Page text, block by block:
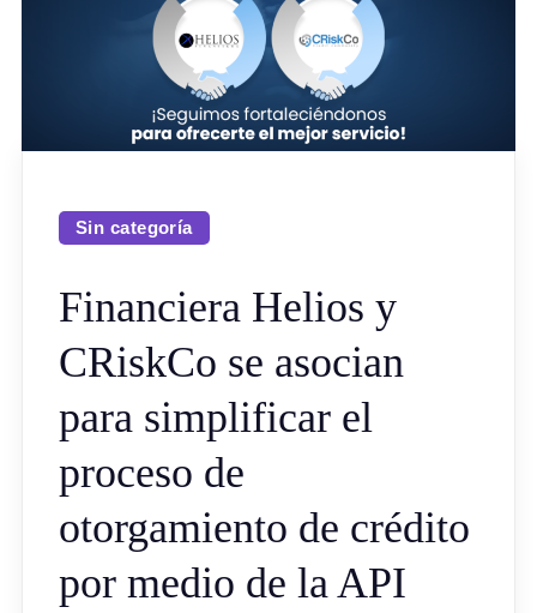
Sin categoría
Financiera Helios y
CRiskCo se asocian
para simplificar el
proceso de
otorgamiento de crédito
por medio de la API